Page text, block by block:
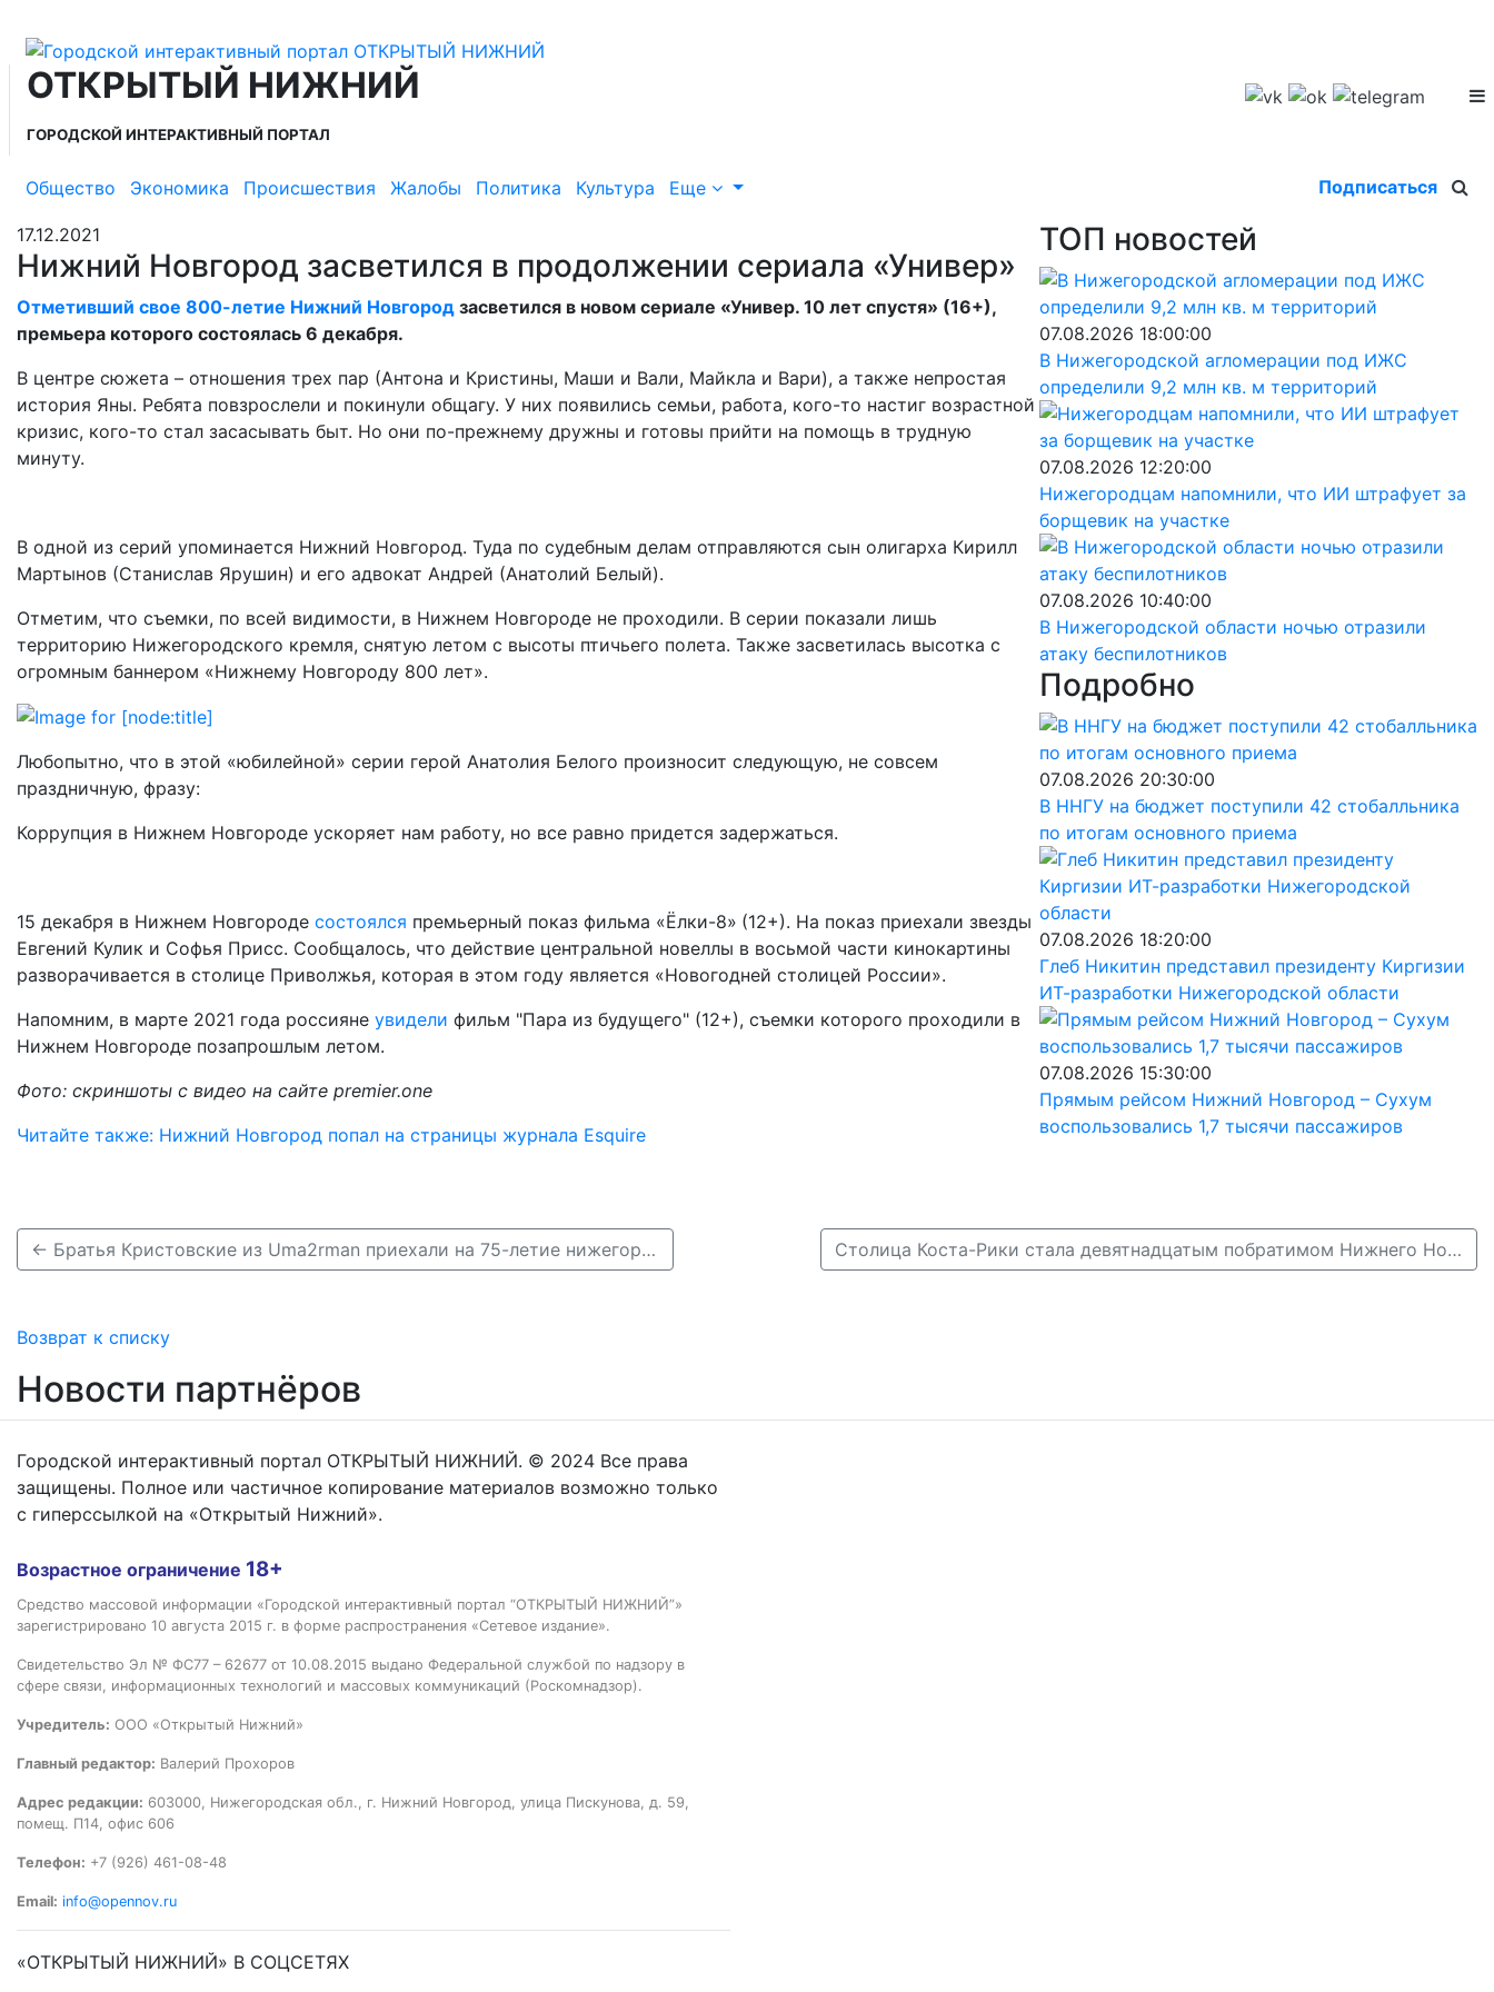
ОТКРЫТЫЙ НИЖНИЙ
ГОРОДСКОЙ ИНТЕРАКТИВНЫЙ ПОРТАЛ
Общество Экономика Происшествия Жалобы Политика Культура Еще Подписаться
17.12.2021
Нижний Новгород засветился в продолжении сериала «Универ»
Отметивший свое 800-летие Нижний Новгород засветился в новом сериале «Универ. 10 лет спустя» (16+),
премьера которого состоялась 6 декабря.
В центре сюжета – отношения трех пар (Антона и Кристины, Маши и Вали, Майкла и Вари), а также непростая
история Яны. Ребята повзрослели и покинули общагу. У них появились семьи, работа, кого-то настиг возрастной
кризис, кого-то стал засасывать быт. Но они по-прежнему дружны и готовы прийти на помощь в трудную
минуту.
В одной из серий упоминается Нижний Новгород. Туда по судебным делам отправляются сын олигарха Кирилл
Мартынов (Станислав Ярушин) и его адвокат Андрей (Анатолий Белый).
Отметим, что съемки, по всей видимости, в Нижнем Новгороде не проходили. В серии показали лишь
территорию Нижегородского кремля, снятую летом с высоты птичьего полета. Также засветилась высотка с
огромным баннером «Нижнему Новгороду 800 лет».
Любопытно, что в этой «юбилейной» серии герой Анатолия Белого произносит следующую, не совсем
праздничную, фразу:
Коррупция в Нижнем Новгороде ускоряет нам работу, но все равно придется задержаться.
15 декабря в Нижнем Новгороде состоялся премьерный показ фильма «Ёлки-8» (12+). На показ приехали звезды
Евгений Кулик и Софья Присс. Сообщалось, что действие центральной новеллы в восьмой части кинокартины
разворачивается в столице Приволжья, которая в этом году является «Новогодней столицей России».
Напомним, в марте 2021 года россияне увидели фильм "Пара из будущего" (12+), съемки которого проходили в
Нижнем Новгороде позапрошлым летом.
Фото: скриншоты с видео на сайте premier.one
Читайте также: Нижний Новгород попал на страницы журнала Esquire
ТОП новостей
07.08.2026 18:00:00
В Нижегородской агломерации под ИЖС
определили 9,2 млн кв. м территорий
07.08.2026 12:20:00
Нижегородцам напомнили, что ИИ штрафует за
борщевик на участке
07.08.2026 10:40:00
В Нижегородской области ночью отразили
атаку беспилотников
Подробно
07.08.2026 20:30:00
В ННГУ на бюджет поступили 42 стобалльника
по итогам основного приема
07.08.2026 18:20:00
Глеб Никитин представил президенту Киргизии
ИТ-разработки Нижегородской области
07.08.2026 15:30:00
Прямым рейсом Нижний Новгород – Сухум
воспользовались 1,7 тысячи пассажиров
← Братья Кристовские из Uma2rman приехали на 75-летие нижегородского «Торпедо» Столица Коста-Рики стала девятнадцатым побратимом Нижнего Новгорода →
Возврат к списку
Новости партнёров
Городской интерактивный портал ОТКРЫТЫЙ НИЖНИЙ. © 2024 Все права
защищены. Полное или частичное копирование материалов возможно только
с гиперссылкой на «Открытый Нижний».
Возрастное ограничение 18+
Средство массовой информации «Городской интерактивный портал “ОТКРЫТЫЙ НИЖНИЙ”»
зарегистрировано 10 августа 2015 г. в форме распространения «Сетевое издание».
Свидетельство Эл № ФС77 – 62677 от 10.08.2015 выдано Федеральной службой по надзору в
сфере связи, информационных технологий и массовых коммуникаций (Роскомнадзор).
Учредитель: ООО «Открытый Нижний»
Главный редактор: Валерий Прохоров
Адрес редакции: 603000, Нижегородская обл., г. Нижний Новгород, улица Пискунова, д. 59,
помещ. П14, офис 606
Телефон: +7 (926) 461-08-48
Email: info@opennov.ru
«ОТКРЫТЫЙ НИЖНИЙ» В СОЦСЕТЯХ